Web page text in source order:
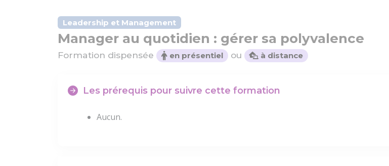
Leadership et Management
Manager au quotidien : gérer sa polyvalence
Formation dispensée en présentiel ou à distance
Les prérequis pour suivre cette formation
Aucun.